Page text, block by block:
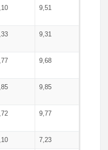
9,51
9,31
9,68
9,85
9,77
7,23